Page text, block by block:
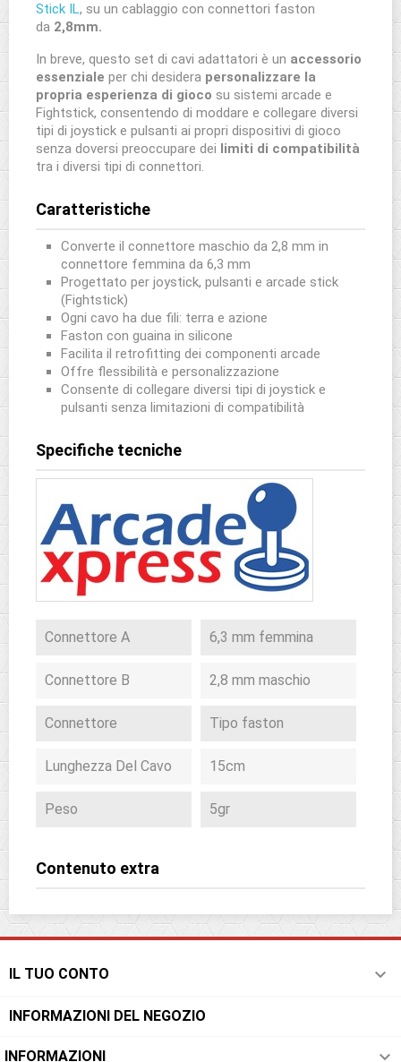
Stick IL, su un cablaggio con connettori faston
da 2,8mm.
In breve, questo set di cavi adattatori è un accessorio
essenziale per chi desidera personalizzare la
propria esperienza di gioco su sistemi arcade e
Fightstick, consentendo di moddare e collegare diversi
tipi di joystick e pulsanti ai propri dispositivi di gioco
senza doversi preoccupare dei limiti di compatibilità
tra i diversi tipi di connettori.
Caratteristiche
Converte il connettore maschio da 2,8 mm in
connettore femmina da 6,3 mm
Progettato per joystick, pulsanti e arcade stick
(Fightstick)
Ogni cavo ha due fili: terra e azione
Faston con guaina in silicone
Facilita il retrofitting dei componenti arcade
Offre flessibilità e personalizzazione
Consente di collegare diversi tipi di joystick e
pulsanti senza limitazioni di compatibilità
Specifiche tecniche
Connettore A 6,3 mm femmina
Connettore B 2,8 mm maschio
Connettore Tipo faston
Lunghezza Del Cavo 15cm
Peso 5gr
Contenuto extra
IL TUO CONTO 
INFORMAZIONI DEL NEGOZIO
INFORMAZIONI 